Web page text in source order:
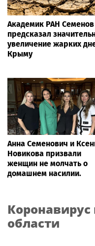
Академик РАН Семенов
предсказал
увеличение жарких
Крыму
Анна Семенович и
Новикова призвали
женщин не молчать о
домашнем насилии.
Коронавирус
области